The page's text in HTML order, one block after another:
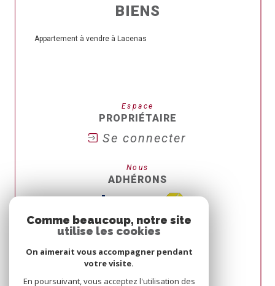
BIENS
Appartement à vendre à Lacenas
Espace
PROPRIÉTAIRE
Se connecter
Nous
ADHÉRONS
Comme beaucoup, notre site
utilise les cookies
On aimerait vous accompagner pendant
votre visite.
En poursuivant, vous acceptez l'utilisation des